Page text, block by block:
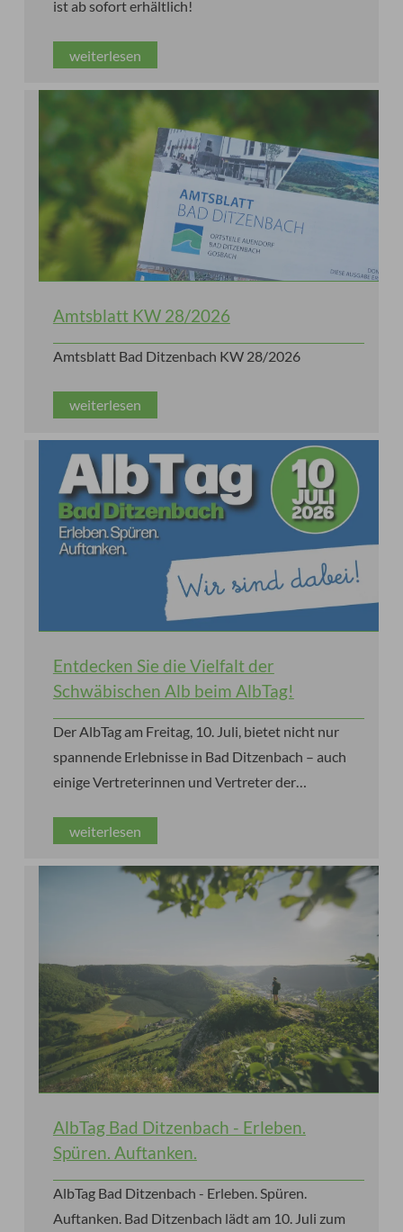
ist ab sofort erhältlich!
weiterlesen
Amtsblatt KW 28/2026
Amtsblatt Bad Ditzenbach KW 28/2026
weiterlesen
Entdecken Sie die Vielfalt der
Schwäbischen Alb beim AlbTag!
Der AlbTag am Freitag, 10. Juli, bietet nicht nur
einige Vertreterinnen und Vertreter der
weiterlesen
AlbTag Bad Ditzenbach - Erleben.
Spüren. Auftanken.